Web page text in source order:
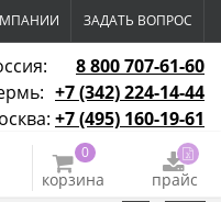
ЗАДАТЬ ВОПРОС
8 800 707-61-60
+7 (342) 224-14-44
+7 (495) 160-19-61
0
корзина прайс